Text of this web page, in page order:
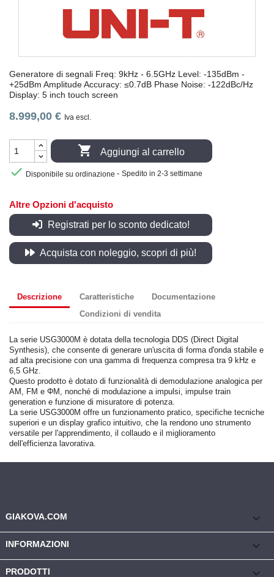
Generatore di segnali Freq: 9kHz - 6.5GHz Level: -135dBm -
+25dBm Amplitude Accuracy: ≤0.7dB Phase Noise: -122dBc/Hz
Display: 5 inch touch screen
8.999,00 € Iva escl.
 Aggiungi al carrello
 Disponibile su ordinazione - Spedito in 2-3 settimane
Altre Opzioni d'acquisto
Registrati per lo sconto dedicato!
Acquista con noleggio, scopri di più!
Descrizione Caratteristiche
Documentazione
Condizioni di vendita
La serie USG3000M è dotata della tecnologia DDS (Direct Digital
Synthesis), che consente di generare un'uscita di forma d'onda stabile e
ad alta precisione con una gamma di frequenza compresa tra 9 kHz e
6,5 GHz.
Questo prodotto è dotato di funzionalità di demodulazione analogica per
AM, FM e ΦM, nonché di modulazione a impulsi, impulse train
generation e funzione di misuratore di potenza.
La serie USG3000M offre un funzionamento pratico, specifiche tecniche
superiori e un display grafico intuitivo, che la rendono uno strumento
versatile per l'apprendimento, il collaudo e il miglioramento
dell'efficienza lavorativa.
GIAKOVA.COM keyboard_arrow_down
INFORMAZIONI 
PRODOTTI 